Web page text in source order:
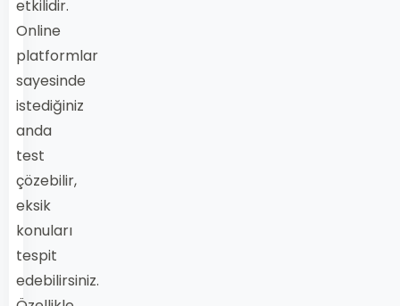
etkilidir.
Online
platformlar
sayesinde
istediğiniz
anda
test
çözebilir,
eksik
konuları
tespit
edebilirsiniz.